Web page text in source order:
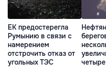
ЕК предостерегла
Румынию в связи с
намерением
отстрочить отказ от
угольных ТЭС